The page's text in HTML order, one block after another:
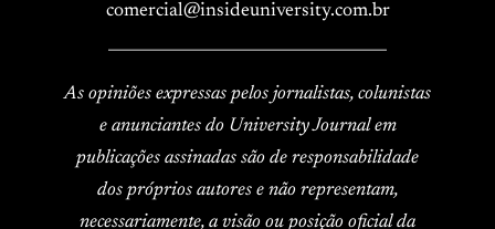
comercial@insideuniversity.com.br
As opiniões expressas pelos jornalistas, colunistas
e anunciantes do University Journal em
publicações assinadas são de responsabilidade
dos próprios autores e não representam,
necessariamente, a visão ou posição oficial da